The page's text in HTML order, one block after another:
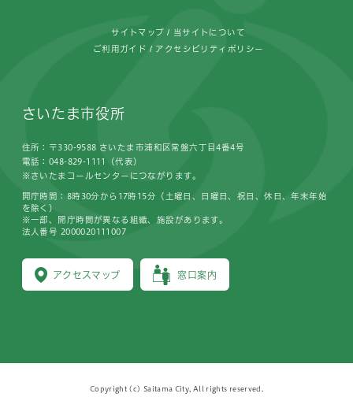
サイトマップ 当サイトについて
ご利用ガイド アクセシビリティポリシー
さいたま市役所
住所：〒330-9588 さいたま市浦和区常盤六丁目4番4号
電話：048-829-1111（代表）
※さいたまコールセンターにつながります。
アクセスマップ 窓口案内
開庁時間：8時30分から17時15分（土曜日、日曜日、祝日、休日、年末年始
を除く）
※一部、開庁時間が異なる組織、施設があります。
法人番号 2000020111007
Copyright (c) Saitama City, All rights reserved.